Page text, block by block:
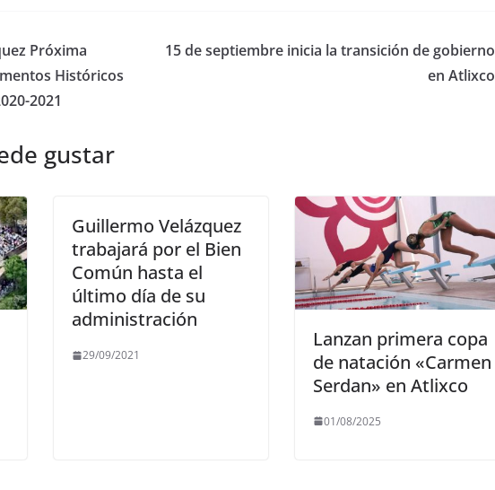
Próxima
Históricos
2021
15 de septiembre inicia la transición de gobierno
en Atlixco
gustar
Guillermo Velázquez
trabajará por el Bien
Común hasta el
último día de su
administración
29/09/2021
Lanzan primera copa
de natación «Carmen
Serdan» en Atlixco
01/08/2025